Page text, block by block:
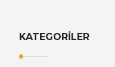
KATEGORİLER